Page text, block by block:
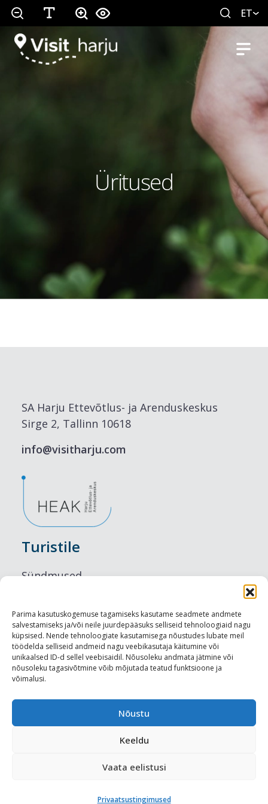
Parima kasutuskogemuse tagamiseks kasutame seadmete andmete
salvestamiseks ja/või neile juurdepääsuks selliseid tehnoloogiaid nagu
küpsised. Nende tehnoloogiate kasutamisega nõustudes lubate meil
töödelda selliseid andmeid nagu veebikasutaja käitumine või
unikaalsed ID-d sellel veebisaidil. Nõusoleku andmata jätmine või
nõusoleku tagasivõtmine võib mõjutada teatud funktsioone ja
võimalusi.
Nõustu
Keeldu
Vaata eelistusi
Privaatsustingimused
ET
Üritused
SA Harju Ettevõtlus- ja Arenduskeskus
Sirge 2, Tallinn 10618
info@visitharju.com
Turistile
Sündmused
Maitseelamused
Vaatamisväärsused
Visit Tallinn
Turismiprofessionaalile
Harju-, Rapla- ja Läänemaa DMO
Meediakajastused